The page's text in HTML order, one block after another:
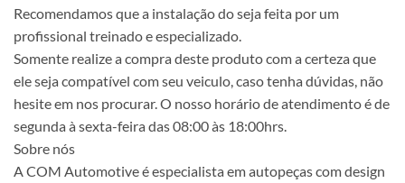
Recomendamos que a instalação do seja feita por um
profissional treinado e especializado.
Somente realize a compra deste produto com a certeza que
ele seja compatível com seu veiculo, caso tenha dúvidas, não
hesite em nos procurar. O nosso horário de atendimento é de
segunda à sexta-feira das 08:00 às 18:00hrs.
Sobre nós
A COM Automotive é especialista em autopeças com design